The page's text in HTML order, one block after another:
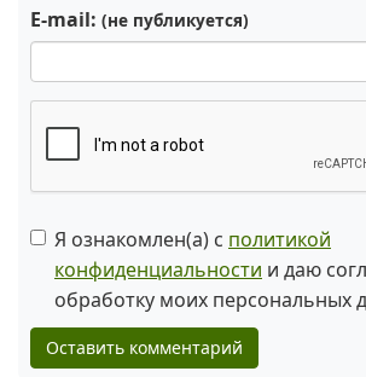
E-mail: (не публикуется)
Я ознакомлен(а) с политикой
конфиденциальности и даю
обработку моих персональных
Оставить комментарий